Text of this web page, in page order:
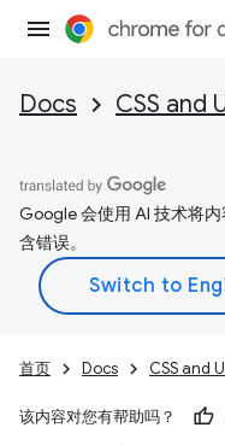
Docs CSS and
Google 会使用 AI 技术将
含错误。
首页 Docs CSS and
该内容对您有帮助吗？